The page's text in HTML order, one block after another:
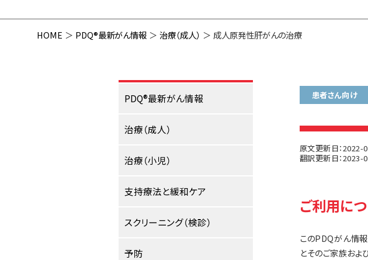
HOME PDQ®最新がん情報 治療（成人） 成人原発性肝がんの治療
PDQ®最新がん情報
治療（成人）
治療（小児）
支持療法と緩和ケア
スクリーニング（検診）
予防
患者さん向け
原文更新日：2022-
翻訳更新日：2023-
ご利用に
このPDQがん情
とそのご家族およ